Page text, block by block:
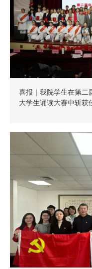
喜报｜我院学生在第二
大学生诵读大赛中斩获